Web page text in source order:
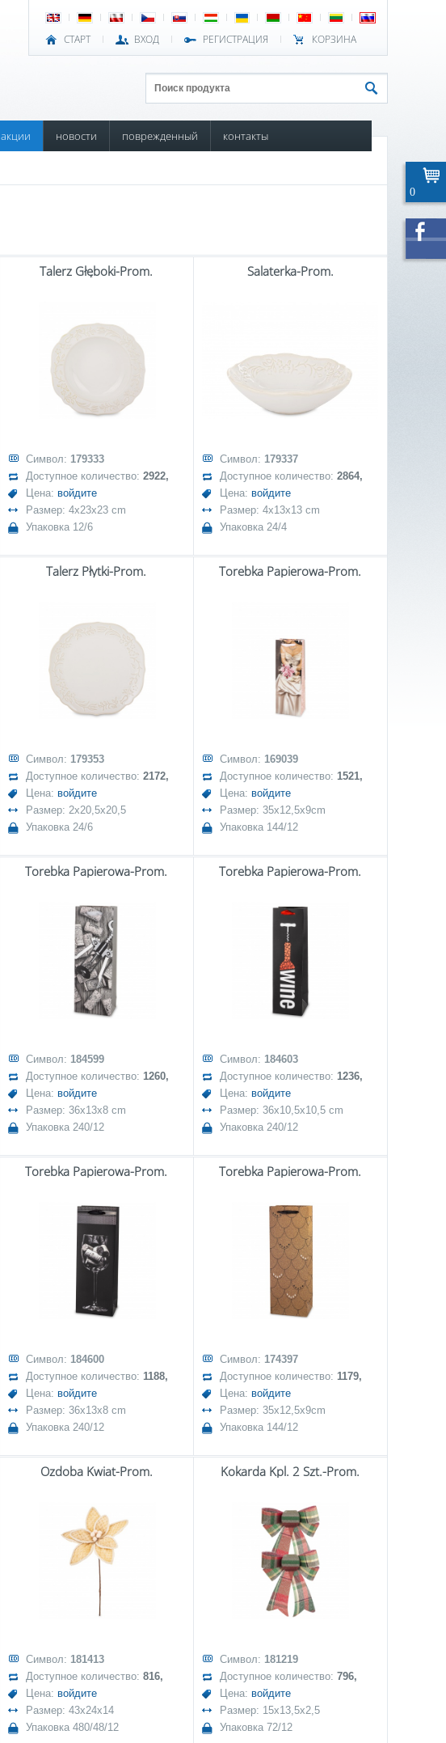
СТАРТ ВХОД РЕГИСТРАЦИЯ КОРЗИНА
акции новости поврежденный контакты
Talerz Głęboki-Prom.
Символ: 179333
Доступное количество: 2922,
Цена: войдите
Размер: 4x23x23 cm
Упаковка 12/6
Salaterka-Prom.
Символ: 179337
Доступное количество: 2864,
Цена: войдите
Размер: 4x13x13 cm
Упаковка 24/4
Talerz Płytki-Prom.
Символ: 179353
Доступное количество: 2172,
Цена: войдите
Размер: 2x20,5x20,5
Упаковка 24/6
Torebka Papierowa-Prom.
Символ: 169039
Доступное количество: 1521,
Цена: войдите
Размер: 35x12,5x9cm
Упаковка 144/12
Torebka Papierowa-Prom.
Символ: 184599
Доступное количество: 1260,
Цена: войдите
Размер: 36x13x8 cm
Упаковка 240/12
Torebka Papierowa-Prom.
Символ: 184603
Доступное количество: 1236,
Цена: войдите
Размер: 36x10,5x10,5 cm
Упаковка 240/12
Torebka Papierowa-Prom.
Символ: 184600
Доступное количество: 1188,
Цена: войдите
Размер: 36x13x8 cm
Упаковка 240/12
Torebka Papierowa-Prom.
Символ: 174397
Доступное количество: 1179,
Цена: войдите
Размер: 35x12,5x9cm
Упаковка 144/12
Ozdoba Kwiat-Prom.
Символ: 181413
Доступное количество: 816,
Цена: войдите
Размер: 43x24x14
Упаковка 480/48/12
Kokarda Kpl. 2 Szt.-Prom.
Символ: 181219
Доступное количество: 796,
Цена: войдите
Размер: 15x13,5x2,5
Упаковка 72/12
0